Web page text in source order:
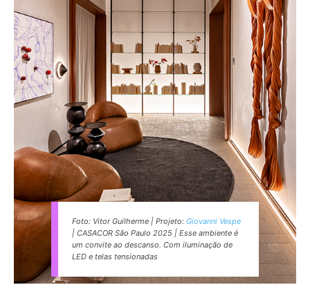
Foto: Vitor Guilherme | Projeto: Giovanni Vespe
| CASACOR São Paulo 2025 | Esse ambiente é
um convite ao descanso. Com iluminação de
LED e telas tensionadas